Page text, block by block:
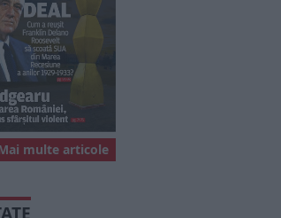
multe articole